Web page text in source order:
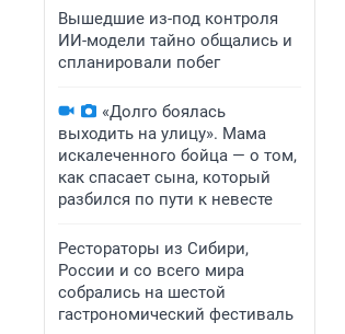
Вышедшие из-под контроля
ИИ-модели тайно общались и
спланировали побег
«Долго боялась
выходить на улицу». Мама
искалеченного бойца — о том,
как спасает сына, который
разбился по пути к невесте
Рестораторы из Сибири,
России и со всего мира
собрались на шестой
гастрономический фестиваль